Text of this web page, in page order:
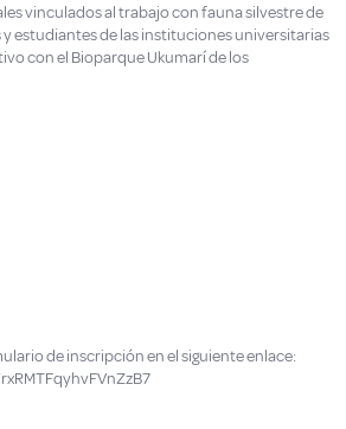
vinculados al trabajo con fauna silvestre de
estudiantes de las instituciones universitarias
con el Bioparque Ukumarí de los
de inscripción en el siguiente enlace: